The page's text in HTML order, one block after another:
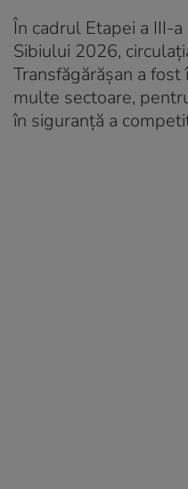
În cadrul Etapei a III-
Sibiului 2026,
Transfăgărășan a fost
multe sectoare,
în siguranță a